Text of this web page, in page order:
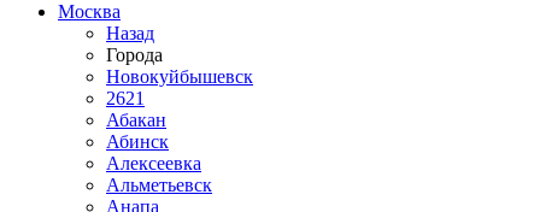
Москва
Назад
Города
Новокуйбышевск
2621
Абакан
Абинск
Алексеевка
Альметьевск
Анапа